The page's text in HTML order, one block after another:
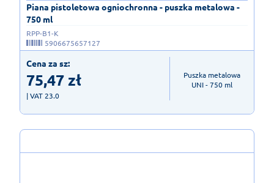
Piana pistoletowa ogniochronna - puszka metalowa -
750 ml
RPP-B1-K
5906675657127
Cena za sz:
75,47zł
| VAT 23.0
Puszka metalowa
UNI - 750 ml